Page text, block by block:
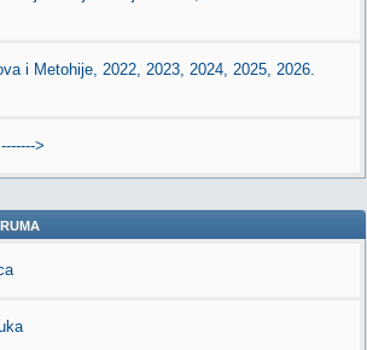
i Metohije, 2022, 2023, 2024, 2025, 2026.
>